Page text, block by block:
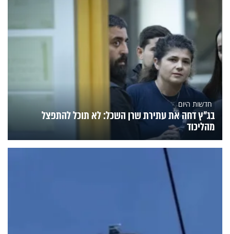
חדשות היום
בג"ץ דחה את עתירת שרן השכל: לא תוכל להתפצל
מהליכוד